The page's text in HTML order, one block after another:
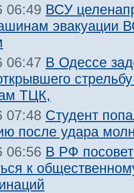
06:49 ВСУ
эвакуации
06:47 В Одессе
ТЦК,
07:48 Студент
после удара
06:56 В РФ
к